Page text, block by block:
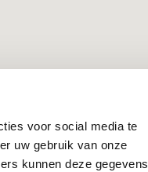
voor social media te
uw gebruik van onze
kunnen deze gegevens